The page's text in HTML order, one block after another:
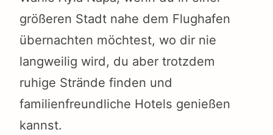
größeren Stadt nahe dem Flughafen
übernachten möchtest, wo dir nie
langweilig wird, du aber trotzdem
ruhige Strände finden und
familienfreundliche Hotels genießen
kannst.